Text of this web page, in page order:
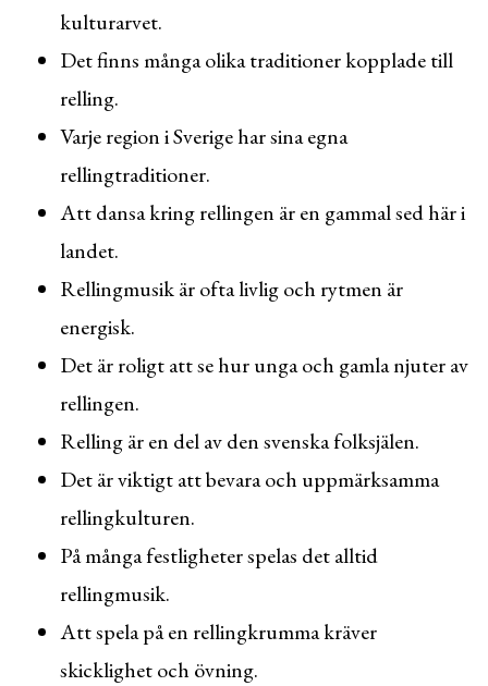
kulturarvet.
Det finns många olika traditioner kopplade till
relling.
Varje region i Sverige har sina egna
rellingtraditioner.
Att dansa kring rellingen är en gammal sed här i
landet.
Rellingmusik är ofta livlig och rytmen är
energisk.
Det är roligt att se hur unga och gamla njuter av
rellingen.
Relling är en del av den svenska folksjälen.
Det är viktigt att bevara och uppmärksamma
rellingkulturen.
På många festligheter spelas det alltid
rellingmusik.
Att spela på en rellingkrumma kräver
skicklighet och övning.